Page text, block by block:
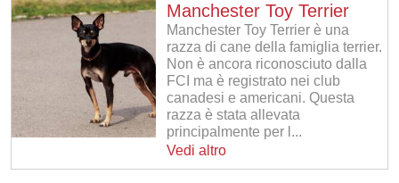
Manchester Toy Terrier
Manchester Toy Terrier è una
razza di cane della famiglia terrier.
Non è ancora riconosciuto dalla
FCI ma è registrato nei club
canadesi e americani. Questa
razza è stata allevata
principalmente per l...
Vedi altro